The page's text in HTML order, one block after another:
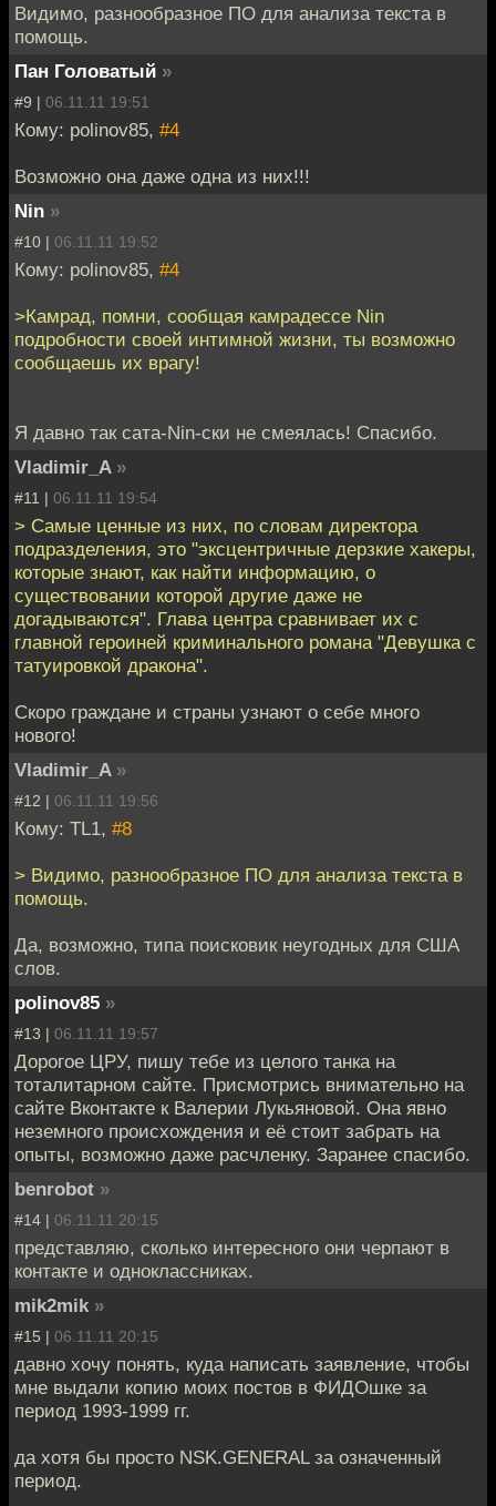
Видимо, разнообразное ПО для анализа текста в
помощь.
Пан Головатый »
#9 | 06.11.11 19:51
Кому: polinov85, #4
Возможно она даже одна из них!!!
Nin »
#10 | 06.11.11 19:52
Кому: polinov85, #4
>Камрад, помни, сообщая камрадессе Nin
подробности своей интимной жизни, ты возможно
сообщаешь их врагу!
Я давно так сата-Nin-ски не смеялась! Спасибо.
Vladimir_A »
#11 | 06.11.11 19:54
> Самые ценные из них, по словам директора
подразделения, это "эксцентричные дерзкие хакеры,
которые знают, как найти информацию, о
существовании которой другие даже не
догадываются". Глава центра сравнивает их с
главной героиней криминального романа "Девушка с
татуировкой дракона".
Скоро граждане и страны узнают о себе много
нового!
Vladimir_A »
#12 | 06.11.11 19:56
Кому: TL1, #8
> Видимо, разнообразное ПО для анализа текста в
помощь.
Да, возможно, типа поисковик неугодных для США
слов.
polinov85 »
#13 | 06.11.11 19:57
Дорогое ЦРУ, пишу тебе из целого танка на
тоталитарном сайте. Присмотрись внимательно на
сайте Вконтакте к Валерии Лукьяновой. Она явно
неземного происхождения и её стоит забрать на
опыты, возможно даже расчленку. Заранее спасибо.
benrobot »
#14 | 06.11.11 20:15
представляю, сколько интересного они черпают в
контакте и одноклассниках.
mik2mik »
#15 | 06.11.11 20:15
давно хочу понять, куда написать заявление, чтобы
мне выдали копию моих постов в ФИДОшке за
период 1993-1999 гг.
да хотя бы просто NSK.GENERAL за означенный
период.